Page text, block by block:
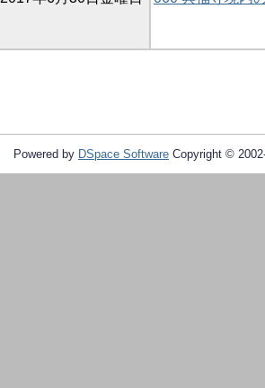
Powered by DSpace Software Copyright ©